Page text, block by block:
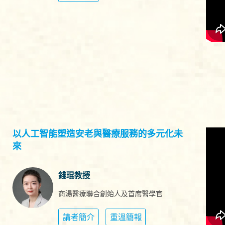
以人工智能塑造安老與醫療服務的多元化未
來
錢琨教授
商湯醫療聯合創始人及首席醫學官
講者簡介 重溫簡報